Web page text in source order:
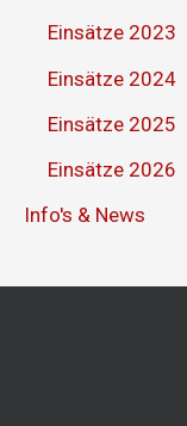
Einsätze 2023
Einsätze 2024
Einsätze 2025
Einsätze 2026
Info's & News